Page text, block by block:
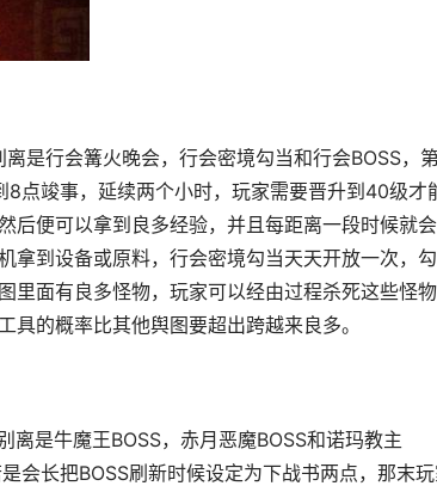
点竣事，延续两个小时，玩家需要晋升到40级才
后便可以拿到良多经验，并且每距离一段时候就
拿到设备或原料，行会密境勾当天天开放一次，
里面有良多怪物，玩家可以经由过程杀死这些怪
的概率比其他舆图要超出跨越来良多。
离是牛魔王BOSS，赤月恶魔BOSS和诺玛教主
会长把BOSS刷新时候设定为下战书两点，那末